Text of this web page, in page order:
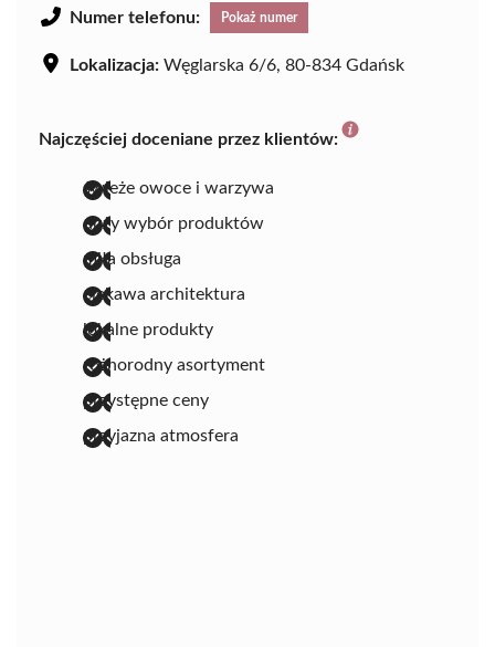
Numer telefonu: Pokaż numer
Lokalizacja: Węglarska 6/6, 80-834 Gdańsk
Najczęściej doceniane przez klientów:
świeże owoce i warzywa
duży wybór produktów
miła obsługa
ciekawa architektura
lokalne produkty
różnorodny asortyment
przystępne ceny
przyjazna atmosfera